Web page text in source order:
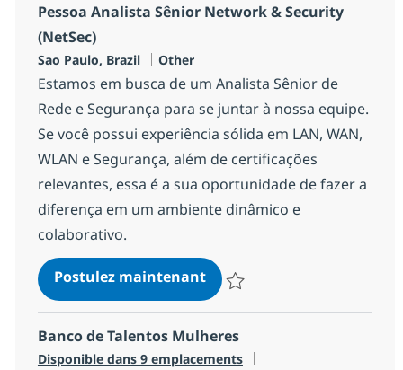
Pessoa Analista Sênior Network & Security
(NetSec)
Localisation
Sao Paulo, Brazil Catégorie
Other
Estamos em busca de um Analista Sênior de
Rede e Segurança para se juntar à nossa equipe.
Se você possui experiência sólida em LAN, WAN,
WLAN e Segurança, além de certificações
relevantes, essa é a sua oportunidade de fazer a
diferença em um ambiente dinâmico e
colaborativo.
Postulez maintenantPessoa Analista Sênior
Banco de Talentos Mulheres
Disponible dans 9 emplacements